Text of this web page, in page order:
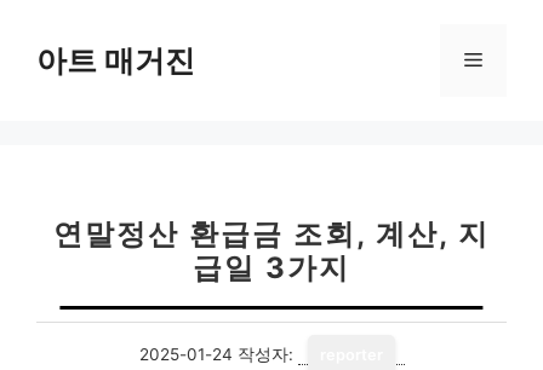
아트 매거진 메
연말정산 환급금 조회, 계산, 지
급일 3가지
2025-01-24 작성자: